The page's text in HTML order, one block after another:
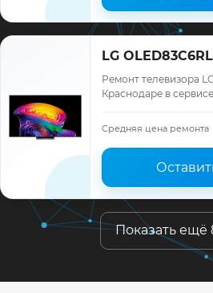
LG
Ремонт телевизора
Краснодаре в
запчасти и гарантия
Средняя цена ремонта
Показать ещё